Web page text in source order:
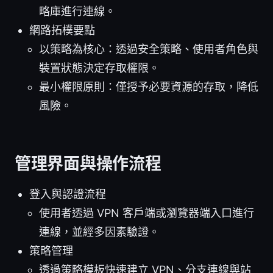
略庫進行連線。
網路拓樸要點
以策略為核心：透過安全策略、使用者角色與
裝置狀態決定存取權限。
最小權限原則：僅授予必要資源的存取，降低
風險。
管理界面與操作流程
登入與認證流程
使用者透過 VPN 客戶端或瀏覽器端入口進行
連線，並經多因素驗證。
策略管理
透過策略模板快速建立 VPN、分支連線與站